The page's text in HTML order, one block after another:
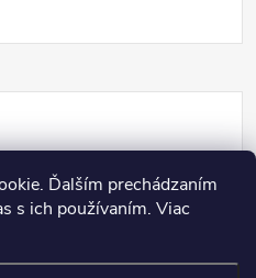
Ďalším prechádzaním
s ich používaním. Viac